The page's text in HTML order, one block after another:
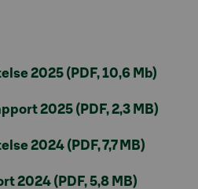
2025 (PDF, 10,6 Mb)
2025 (PDF, 2,3 MB)
2024 (PDF, 7,7 MB)
2024 (PDF, 5,8 MB)